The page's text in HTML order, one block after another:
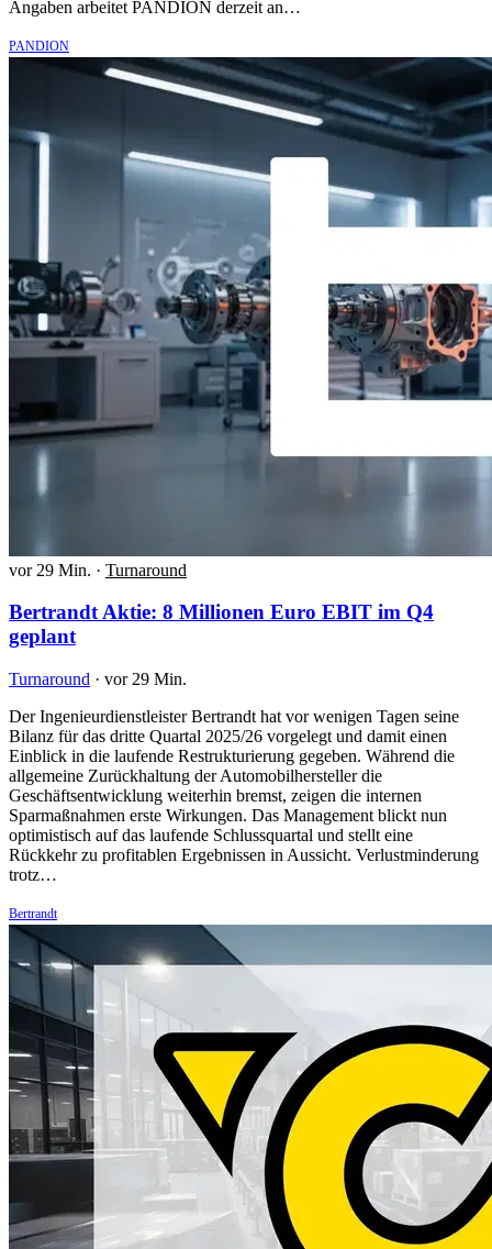
Angaben arbeitet PANDION derzeit an…
PANDION
vor 29 Min. · Turnaround
Bertrandt Aktie: 8 Millionen Euro EBIT im Q4
geplant
Turnaround · vor 29 Min.
Der Ingenieurdienstleister Bertrandt hat vor wenigen Tagen seine
Bilanz für das dritte Quartal 2025/26 vorgelegt und damit einen
Einblick in die laufende Restrukturierung gegeben. Während die
allgemeine Zurückhaltung der Automobilhersteller die
Geschäftsentwicklung weiterhin bremst, zeigen die internen
Sparmaßnahmen erste Wirkungen. Das Management blickt nun
optimistisch auf das laufende Schlussquartal und stellt eine
Rückkehr zu profitablen Ergebnissen in Aussicht. Verlustminderung
trotz…
Bertrandt